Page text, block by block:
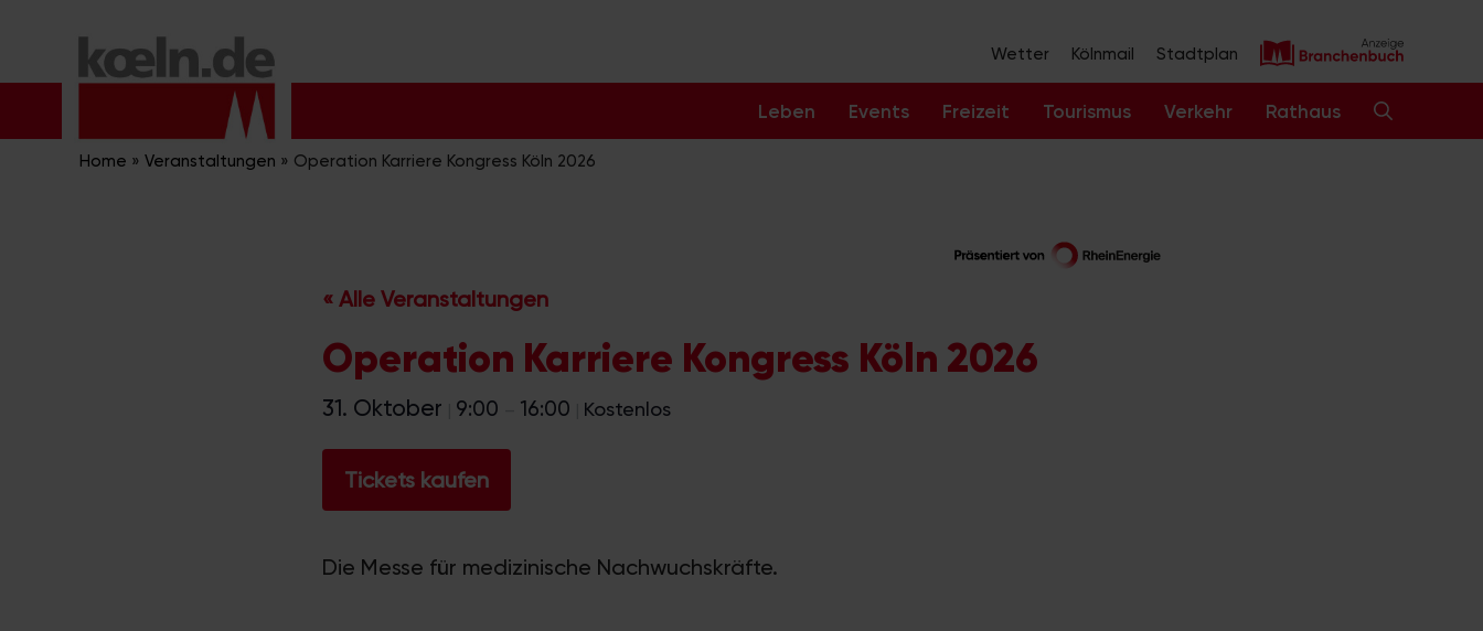
Inhalt
Wetter Kölnmail Stadtplan
Leben Events Freizeit Tourismus Verkehr Rathaus
Home » Veranstaltungen » Operation Karriere Kongress Köln 2026
« Alle Veranstaltungen
Operation Karriere Kongress Köln 2026
31. Oktober 9:00 16:00 Kostenlos
Tickets kaufen
Die Messe für medizinische Nachwuchskräfte.